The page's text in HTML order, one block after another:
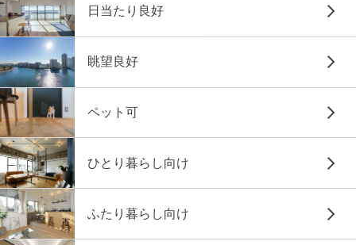
日当たり良好
眺望良好
ペット可
ひとり暮らし向け
ふたり暮らし向け